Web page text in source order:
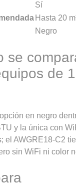
Sí
Hasta 20
Negro
se
de
en negro
y la única con
el AWGRE18-C2
sin WiFi ni color